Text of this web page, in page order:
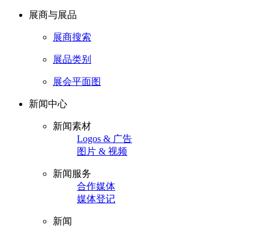
展商与展品
展商搜索
展品类别
展会平面图
新闻中心
新闻素材
Logos & 广告
图片 & 视频
新闻服务
合作媒体
媒体登记
新闻